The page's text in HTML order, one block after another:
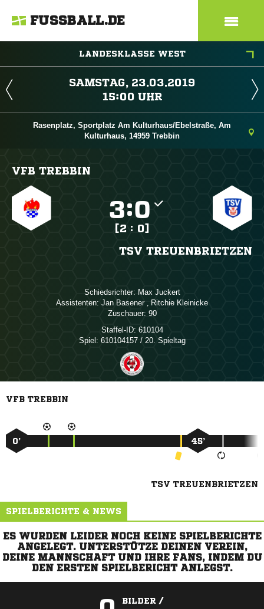
FUSSBALL.DE
LANDESKLASSE WEST
 
 
Rasenplatz, Sportplatz Am Kulturhaus/Ebelstraße, Am
Kulturhaus, 14959 Trebbin
VFB TREBBIN
:
[2 : 0]
TSV TREUENBRIETZEN
Schiedsrichter:  
Assistenten:   ,  
Zuschauer: 90
Staffel-ID: 610104
Spiel: 610104157 / 20. Spieltag
VFB TREBBIN
0’ 45’
TSV TREUENBRIETZEN
SPIELBERICHTE & NEWS
ES WURDEN LEIDER NOCH KEINE SPIELBERICHTE
ANGELEGT. UNTERSTÜTZE DEINEN VEREIN,
DEINE MANNSCHAFT UND IHRE FANS, INDEM DU
DEN ERSTEN SPIELBERICHT ANLEGST.
BILDER /